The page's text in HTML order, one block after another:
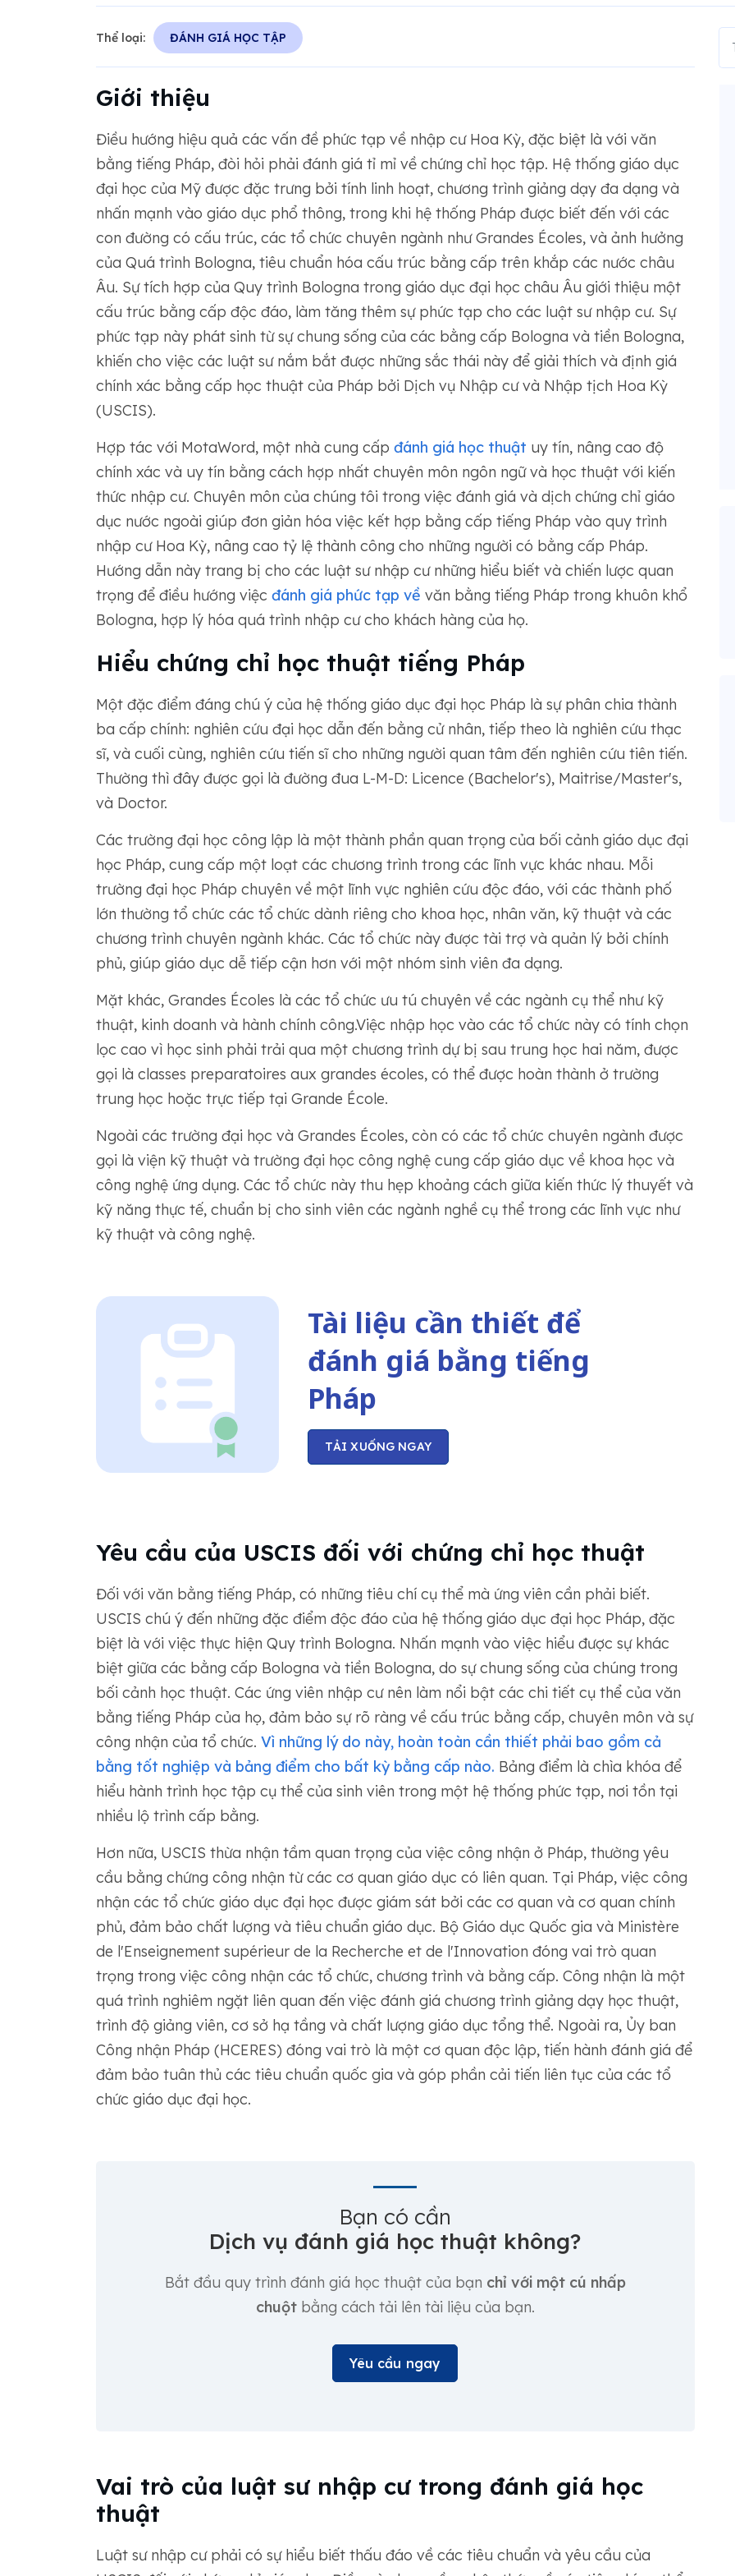
Thể loại: ĐÁNH GIÁ HỌC TẬP
Giới thiệu
Điều hướng hiệu quả các vấn đề phức tạp về nhập cư Hoa Kỳ, đặc biệt là với văn
bằng tiếng Pháp, đòi hỏi phải đánh giá tỉ mỉ về chứng chỉ học tập. Hệ thống giáo dục
đại học của Mỹ được đặc trưng bởi tính linh hoạt, chương trình giảng dạy đa dạng và
nhấn mạnh vào giáo dục phổ thông, trong khi hệ thống Pháp được biết đến với các
con đường có cấu trúc, các tổ chức chuyên ngành như Grandes Écoles, và ảnh hưởng
của Quá trình Bologna, tiêu chuẩn hóa cấu trúc bằng cấp trên khắp các nước châu
Âu. Sự tích hợp của Quy trình Bologna trong giáo dục đại học châu Âu giới thiệu một
cấu trúc bằng cấp độc đáo, làm tăng thêm sự phức tạp cho các luật sư nhập cư. Sự
phức tạp này phát sinh từ sự chung sống của các bằng cấp Bologna và tiền Bologna,
khiến cho việc các luật sư nắm bắt được những sắc thái này để giải thích và định giá
chính xác bằng cấp học thuật của Pháp bởi Dịch vụ Nhập cư và Nhập tịch Hoa Kỳ
(USCIS).
Hợp tác với MotaWord, một nhà cung cấp đánh giá học thuật uy tín, nâng cao độ
chính xác và uy tín bằng cách hợp nhất chuyên môn ngôn ngữ và học thuật với kiến
thức nhập cư. Chuyên môn của chúng tôi trong việc đánh giá và dịch chứng chỉ giáo
dục nước ngoài giúp đơn giản hóa việc kết hợp bằng cấp tiếng Pháp vào quy trình
nhập cư Hoa Kỳ, nâng cao tỷ lệ thành công cho những người có bằng cấp Pháp.
Hướng dẫn này trang bị cho các luật sư nhập cư những hiểu biết và chiến lược quan
trọng để điều hướng việc đánh giá phức tạp về văn bằng tiếng Pháp trong khuôn khổ
Bologna, hợp lý hóa quá trình nhập cư cho khách hàng của họ.
Hiểu chứng chỉ học thuật tiếng Pháp
Một đặc điểm đáng chú ý của hệ thống giáo dục đại học Pháp là sự phân chia thành
ba cấp chính: nghiên cứu đại học dẫn đến bằng cử nhân, tiếp theo là nghiên cứu thạc
sĩ, và cuối cùng, nghiên cứu tiến sĩ cho những người quan tâm đến nghiên cứu tiên tiến.
Thường thì đây được gọi là đường đua L-M-D: Licence (Bachelor's), Maitrise/Master's,
và Doctor.
Các trường đại học công lập là một thành phần quan trọng của bối cảnh giáo dục đại
học Pháp, cung cấp một loạt các chương trình trong các lĩnh vực khác nhau. Mỗi
trường đại học Pháp chuyên về một lĩnh vực nghiên cứu độc đáo, với các thành phố
lớn thường tổ chức các tổ chức dành riêng cho khoa học, nhân văn, kỹ thuật và các
chương trình chuyên ngành khác. Các tổ chức này được tài trợ và quản lý bởi chính
phủ, giúp giáo dục dễ tiếp cận hơn với một nhóm sinh viên đa dạng.
Mặt khác, Grandes Écoles là các tổ chức ưu tú chuyên về các ngành cụ thể như kỹ
thuật, kinh doanh và hành chính công.Việc nhập học vào các tổ chức này có tính chọn
lọc cao vì học sinh phải trải qua một chương trình dự bị sau trung học hai năm, được
gọi là classes preparatoires aux grandes écoles, có thể được hoàn thành ở trường
trung học hoặc trực tiếp tại Grande École.
Ngoài các trường đại học và Grandes Écoles, còn có các tổ chức chuyên ngành được
gọi là viện kỹ thuật và trường đại học công nghệ cung cấp giáo dục về khoa học và
công nghệ ứng dụng. Các tổ chức này thu hẹp khoảng cách giữa kiến thức lý thuyết và
kỹ năng thực tế, chuẩn bị cho sinh viên các ngành nghề cụ thể trong các lĩnh vực như
kỹ thuật và công nghệ.
Tài liệu cần thiết để
đánh giá bằng tiếng
Pháp
TẢI XUỐNG NGAY
Yêu cầu của USCIS đối với chứng chỉ học thuật
Đối với văn bằng tiếng Pháp, có những tiêu chí cụ thể mà ứng viên cần phải biết.
USCIS chú ý đến những đặc điểm độc đáo của hệ thống giáo dục đại học Pháp, đặc
biệt là với việc thực hiện Quy trình Bologna. Nhấn mạnh vào việc hiểu được sự khác
biệt giữa các bằng cấp Bologna và tiền Bologna, do sự chung sống của chúng trong
bối cảnh học thuật. Các ứng viên nhập cư nên làm nổi bật các chi tiết cụ thể của văn
bằng tiếng Pháp của họ, đảm bảo sự rõ ràng về cấu trúc bằng cấp, chuyên môn và sự
công nhận của tổ chức. Vì những lý do này, hoàn toàn cần thiết phải bao gồm cả
bằng tốt nghiệp và bảng điểm cho bất kỳ bằng cấp nào. Bảng điểm là chìa khóa để
hiểu hành trình học tập cụ thể của sinh viên trong một hệ thống phức tạp, nơi tồn tại
nhiều lộ trình cấp bằng.
Hơn nữa, USCIS thừa nhận tầm quan trọng của việc công nhận ở Pháp, thường yêu
cầu bằng chứng công nhận từ các cơ quan giáo dục có liên quan. Tại Pháp, việc công
nhận các tổ chức giáo dục đại học được giám sát bởi các cơ quan và cơ quan chính
phủ, đảm bảo chất lượng và tiêu chuẩn giáo dục. Bộ Giáo dục Quốc gia và Ministère
de lʼEnseignement supérieur de la Recherche et de lʼInnovation đóng vai trò quan
trọng trong việc công nhận các tổ chức, chương trình và bằng cấp. Công nhận là một
quá trình nghiêm ngặt liên quan đến việc đánh giá chương trình giảng dạy học thuật,
trình độ giảng viên, cơ sở hạ tầng và chất lượng giáo dục tổng thể. Ngoài ra, Ủy ban
Công nhận Pháp (HCERES) đóng vai trò là một cơ quan độc lập, tiến hành đánh giá để
đảm bảo tuân thủ các tiêu chuẩn quốc gia và góp phần cải tiến liên tục của các tổ
chức giáo dục đại học.
Bạn có cần
Dịch vụ đánh giá học thuật không?
Bắt đầu quy trình đánh giá học thuật của bạn chỉ với một cú nhấp
chuộtbằng cách tải lên tài liệu của bạn.
Yêu cầu ngay
Vai trò của luật sư nhập cư trong đánh giá học
thuật
Luật sư nhập cư phải có sự hiểu biết thấu đáo về các tiêu chuẩn và yêu cầu của